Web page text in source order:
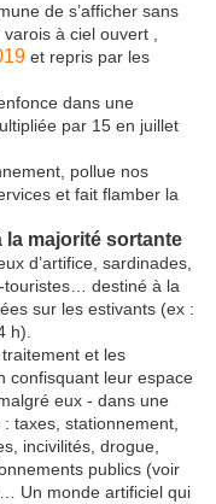
de s’afficher sans
à ciel ouvert ,
et repris par les
dans une
par 15 en juillet
pollue nos
et fait flamber la
la majorité sortante
d’artifice, sardinades,
touristes… destiné à la
sur les estivants (ex :
h).
et les
confisquant leur espace
eux - dans une
taxes, stationnement,
incivilités, drogue,
publics (voir
Un monde artificiel qui